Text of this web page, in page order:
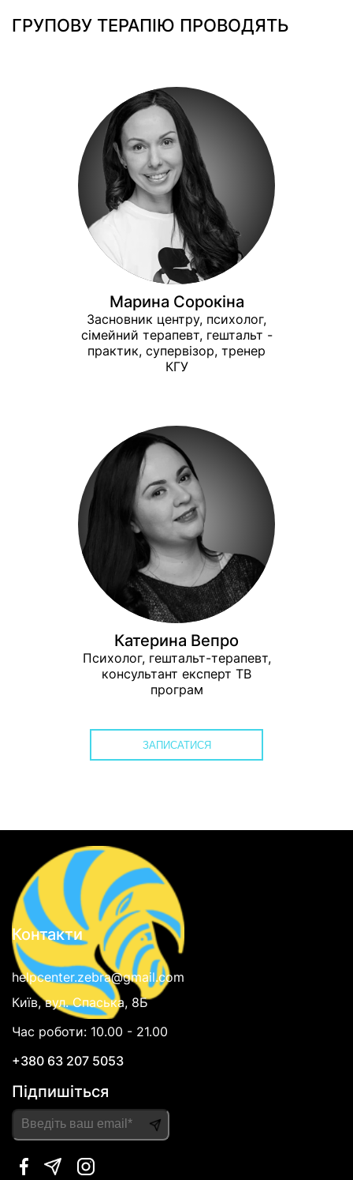
ГРУПОВУ ТЕРАПІЮ ПРОВОДЯТЬ
Марина Сорокіна
Засновник центру, психолог,
сімейний терапевт, гештальт -
практик, супервізор, тренер
КГУ
Катерина Вепро
Психолог, гештальт-терапевт,
консультант експерт ТВ
програм
ЗАПИСАТИСЯ
Контакти
helpcenter.zebra@gmail.com
Київ, вул. Спаська, 8Б
Час роботи: 10.00 - 21.00
+380 63 207 5053
Підпишіться
leave